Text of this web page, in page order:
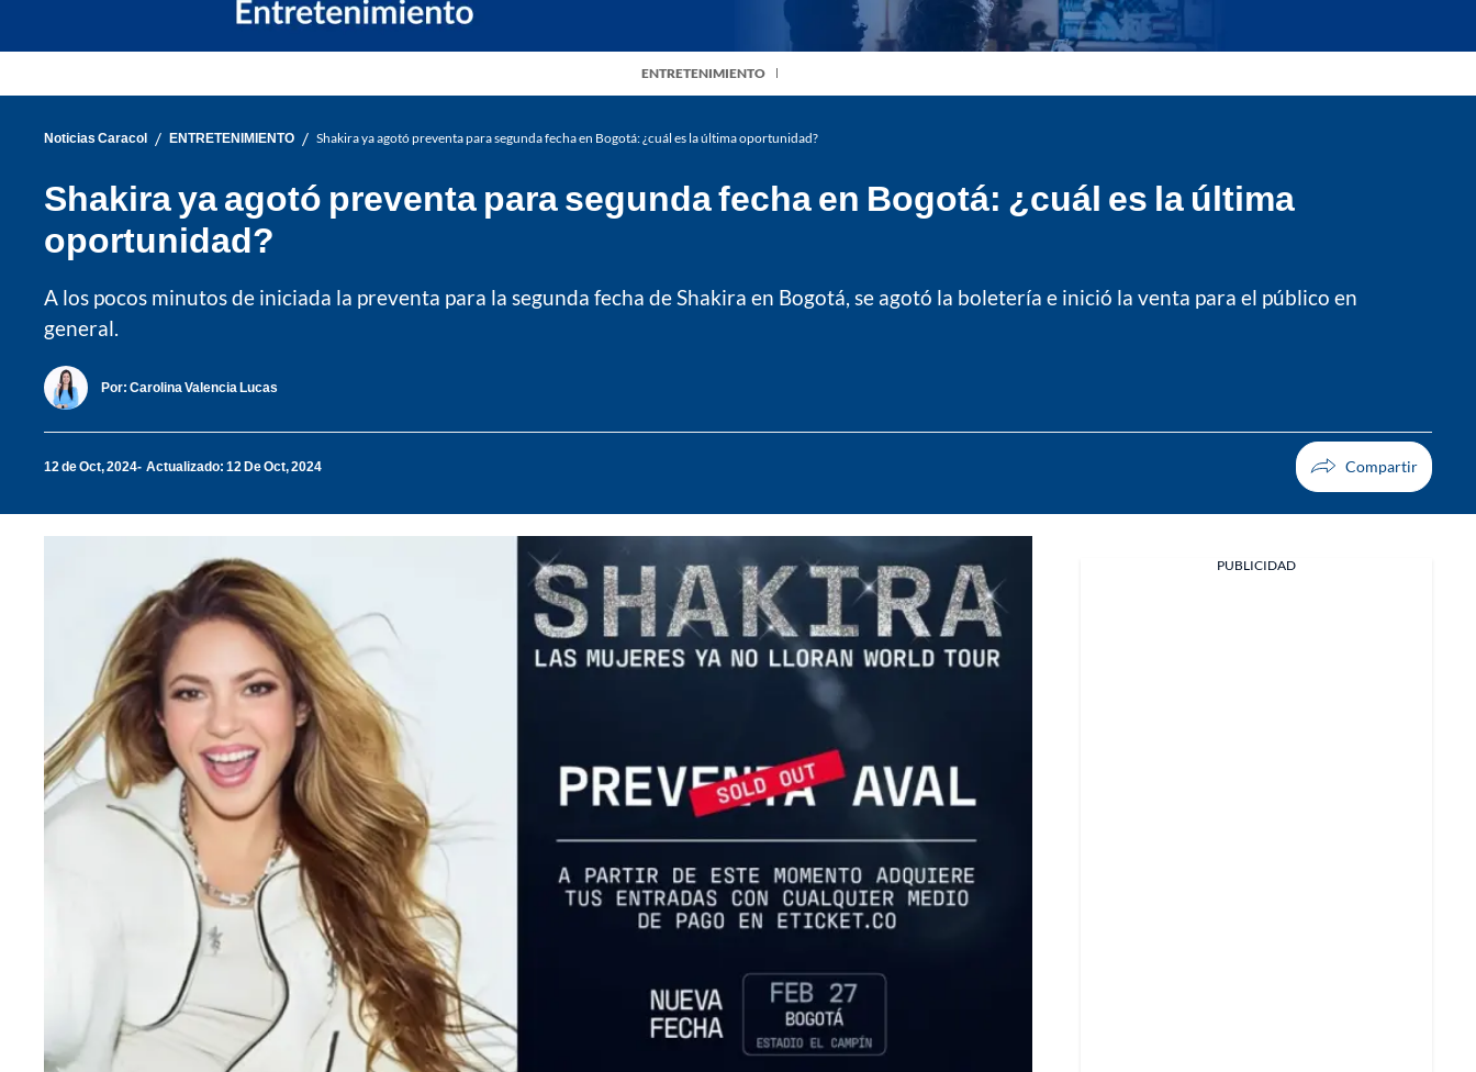
ENTRETENIMIENTO
Noticias Caracol / ENTRETENIMIENTO / Shakira ya agotó preventa para segunda fecha en Bogotá: ¿cuál es la última oportunidad?
Shakira ya agotó preventa para segunda fecha en Bogotá: ¿cuál es la última
oportunidad?
A los pocos minutos de iniciada la preventa para la segunda fecha de Shakira en Bogotá, se agotó la boletería e inició la venta para el público en
general.
Por: Carolina Valencia Lucas
12 de Oct, 2024 Actualizado: 12 De Oct, 2024
PUBLICIDAD